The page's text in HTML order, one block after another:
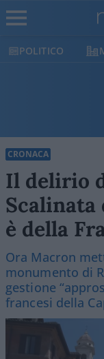
POLITICO
CRONACA
Il delirio
è della
Ora Macron
monumento di
gestione
francesi della